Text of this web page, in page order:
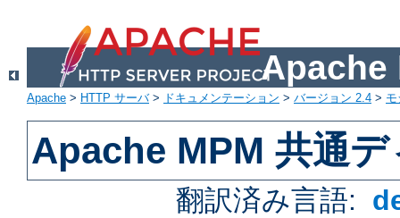
Apache
Apache > HTTP サーバ> ドキュメンテーション > バージョン 2.4 >
Apache MPM 共通
翻訳済み言語: